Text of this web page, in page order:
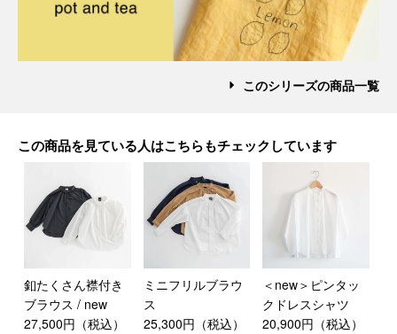
このシリーズの商品一覧
この商品を見ている人はこちらもチェックしています
釦たくさん襟付き
ブラウス / new
27,500円（税込）
ミニフリルブラウ
ス
25,300円（税込）
＜new＞ピンタッ
クドレスシャツ
20,900円（税込）